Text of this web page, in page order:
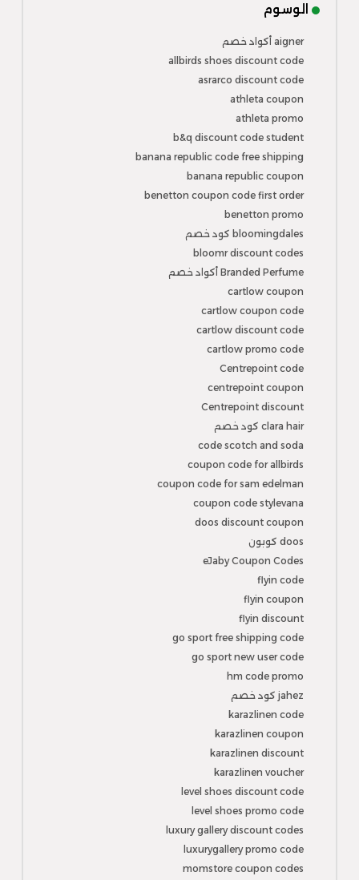
الوسوم
aigner أكواد خصم
allbirds shoes discount code
asrarco discount code
athleta coupon
athleta promo
b&q discount code student
banana republic code free shipping
banana republic coupon
benetton coupon code first order
benetton promo
bloomingdales كود خصم
bloomr discount codes
Branded Perfume أكواد خصم
cartlow coupon
cartlow coupon code
cartlow discount code
cartlow promo code
Centrepoint code
centrepoint coupon
Centrepoint discount
clara hair كود خصم
code scotch and soda
coupon code for allbirds
coupon code for sam edelman
coupon code stylevana
doos discount coupon
doos كوبون
eJaby Coupon Codes
flyin code
flyin coupon
flyin discount
go sport free shipping code
go sport new user code
hm code promo
jahez كود خصم
karazlinen code
karazlinen coupon
karazlinen discount
karazlinen voucher
level shoes discount code
level shoes promo code
luxury gallery discount codes
luxurygallery promo code
momstore coupon codes